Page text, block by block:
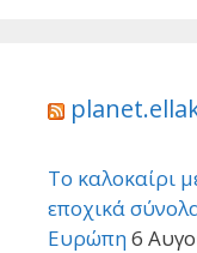
Το καλοκαίρι
εποχικά
Ευρώπη6